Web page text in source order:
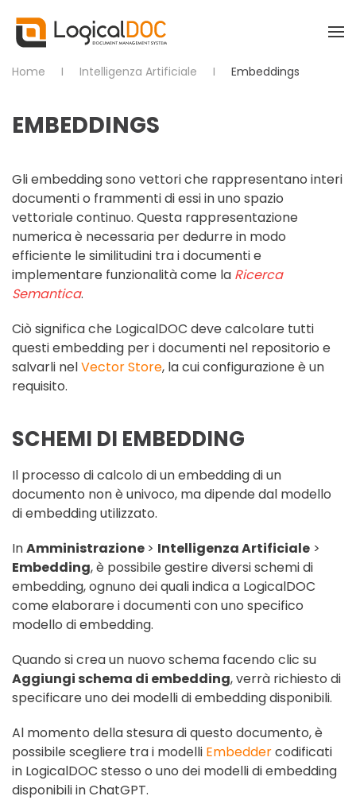
Skip to main content
Home Intelligenza Artificiale Embeddings
EMBEDDINGS
Gli embedding sono vettori che rappresentano interi
documenti o frammenti di essi in uno spazio
vettoriale continuo. Questa rappresentazione
numerica è necessaria per dedurre in modo
efficiente le similitudini tra i documenti e
implementare funzionalità come la Ricerca
Semantica.
Ciò significa che LogicalDOC deve calcolare tutti
questi embedding per i documenti nel repositorio e
salvarli nelVector Store, la cui configurazione è un
requisito.
SCHEMI DI EMBEDDING
Il processo di calcolo di un embedding di un
documento non è univoco, ma dipende dal modello
di embedding utilizzato.
InAmministrazione > Intelligenza Artificiale >
Embedding, è possibile gestire diversi schemi di
embedding, ognuno dei quali indica a LogicalDOC
come elaborare i documenti con uno specifico
modello di embedding.
Quando si crea un nuovo schema facendo clic su
Aggiungi schema di embedding, verrà richiesto di
specificare uno dei modelli di embedding disponibili.
Al momento della stesura di questo documento, è
possibile scegliere tra i modelli Embeddercodificati
in LogicalDOC stesso o uno dei modelli di embedding
disponibili in ChatGPT.